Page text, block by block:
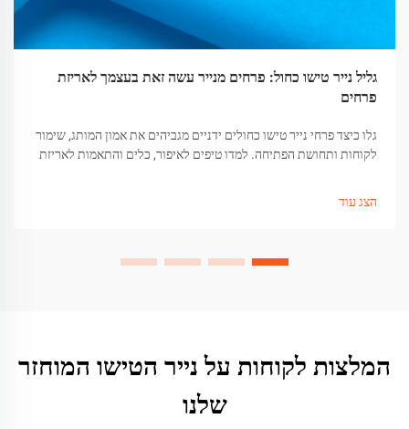
גליל נייר טישו כחול: פרחים מנייר עשה זאת בעצמך לאריזת
פרחים
גלו כיצד פרחי נייר טישו כחולים ידניים מגביהים את אמון המותג, שימור
לקוחות ותחושת הפתיחה. למדו טיפים לאיפור, כלים והתאמות לאריזת
הצג עוד
המלצות לקוחות על נייר הטישו המוחזר
שלנו